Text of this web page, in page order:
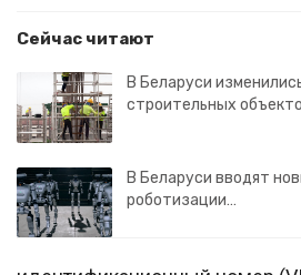
Сейчас читают
В Беларуси
строительных
В Беларуси вводят
роботизации…